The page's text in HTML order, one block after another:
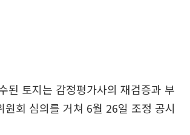
된 토지는 감정평가사의 재검증과 부
원회 심의를 거쳐 6월 26일 조정 공시